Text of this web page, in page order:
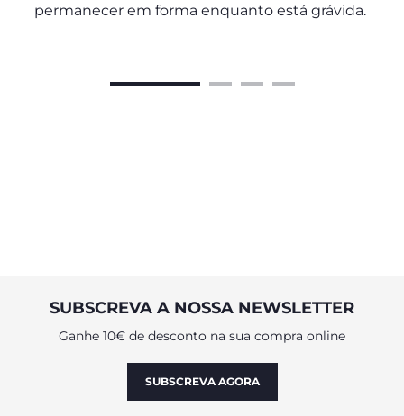
permanecer em forma enquanto está grávida.
SUBSCREVA A NOSSA NEWSLETTER
Ganhe 10€ de desconto na sua compra online
SUBSCREVA AGORA